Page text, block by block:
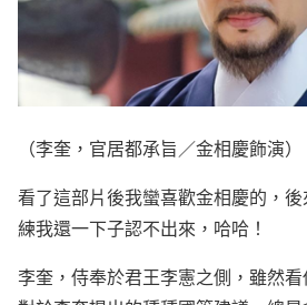
（李奎，官居都承旨／金相慶飾演）
看了這部片後我蠻喜歡金相慶的，
練我還一下子認不出來，哈哈！
李奎，侍奉於君王李憲之側，雖然